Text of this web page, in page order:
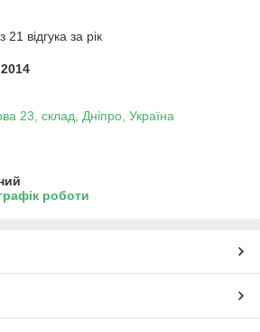
відгука за рік
23, склад, Дніпро, Україна
роботи